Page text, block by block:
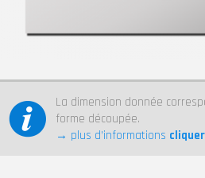
La dimension donnée
forme découpée.
→ plus d’informations